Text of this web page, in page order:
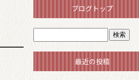
ブログトップ
最近の投稿